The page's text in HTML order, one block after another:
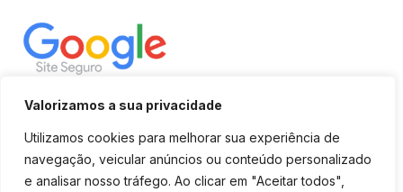
Valorizamos a sua privacidade
Utilizamos cookies para melhorar sua experiência de
navegação, veicular anúncios ou conteúdo personalizado
e analisar nosso tráfego. Ao clicar em "Aceitar todos",